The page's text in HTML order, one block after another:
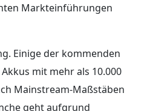
Markteinführungen
Einige der kommenden
mit mehr als 10.000
Mainstream-Maßstäben
geht aufgrund